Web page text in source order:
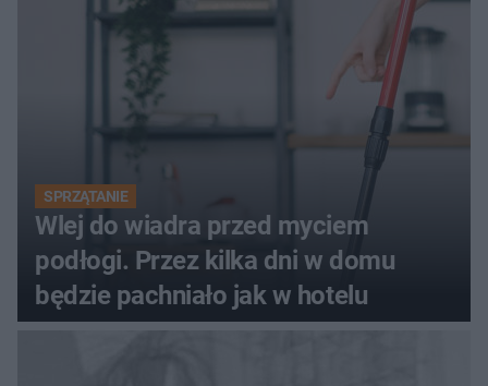
SPRZĄTANIE
Wlej do wiadra przed myciem
podłogi. Przez kilka dni w domu
będzie pachniało jak w hotelu